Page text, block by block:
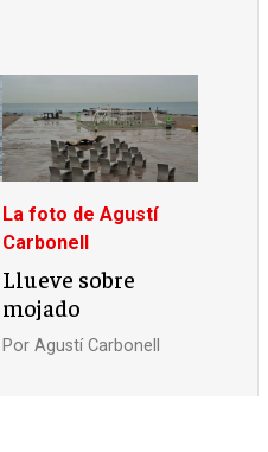
La foto de Agustí
Carbonell
Llueve sobre
mojado
Por Agustí Carbonell